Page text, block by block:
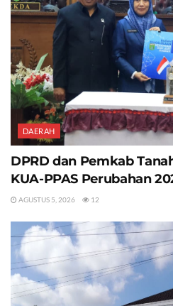
DAERAH
DPRD dan Pemkab
KUA-PPAS Perubahan
AGUSTUS 5, 2026 12